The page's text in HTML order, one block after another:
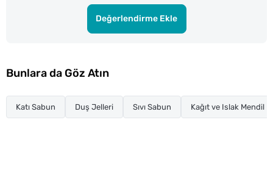
Değerlendirme Ekle
Bunlara da Göz Atın
Katı Sabun Duş Jelleri Sıvı Sabun Kağıt ve Islak Mendil